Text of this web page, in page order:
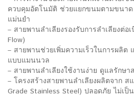
ควบคุมอัตโนมัติ ช่วยแยกขนมตามขนาด
แม่นยำ
– สายพานลำเลียงรองรับการลำเลียงต่อ
Flow)
– สายพานช่วยเพิ่มความเร็วในการผลิต
แบบแมนนวล
– สายพานลำเลียงใช้งานง่าย ดูแลรักษา
– โครงสร้างสายพานลำเลียงผลิตจาก ส
Grade Stainless Steel) ปลอดภัย ไม่เป็